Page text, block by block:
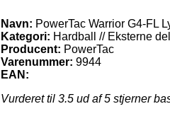
Navn: PowerTac Warrior G4-FL
Kategori: Hardball // Eksterne
Producent: PowerTac
Varenummer: 9944
EAN:
Vurderet til 3.5 ud af 5 stjerner